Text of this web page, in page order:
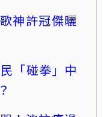
神許冠傑曬
「碰拳」中